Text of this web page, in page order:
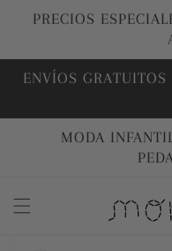
directamente
PRECIOS
ENVÍOS
MODA